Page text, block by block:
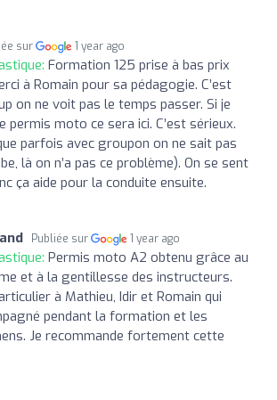
sur 1 year ago
Formation 125 prise à bas prix
à Romain pour sa pédagogie. C’est
on ne voit pas le temps passer. Si je
permis moto ce sera ici. C’est sérieux.
parfois avec groupon on ne sait pas
là on n’a pas ce problème). On se sent
ça aide pour la conduite ensuite.
Publiée sur 1 year ago
Permis moto A2 obtenu grâce au
et à la gentillesse des instructeurs.
à Mathieu, Idir et Romain qui
pendant la formation et les
Je recommande fortement cette